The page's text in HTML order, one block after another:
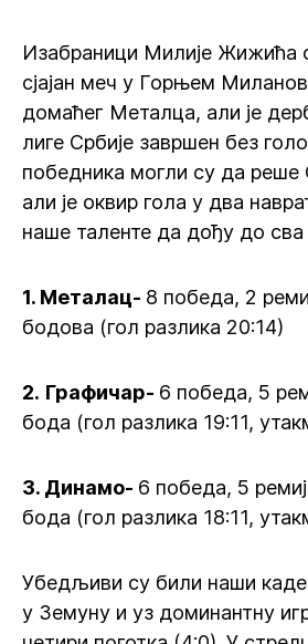
Изабраници Милије Жижића
сјајан меч у Горњем
домаћег Металца, али је
лиге Србије завршен без
победника могли су да реше
али је оквир гола у два
наше таленте да дођу до
1. Металац- 8 победа, 2
бодова (гол разлика 20:14)
2. Графичар- 6 победа, 5
бода (гол разлика 19:11,
3. Динамо- 6 победа, 5
бода (гол разлика 18:11,
Убедљиви су били наши
у Земуну и уз доминантну